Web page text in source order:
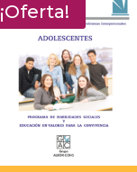
¡Oferta!